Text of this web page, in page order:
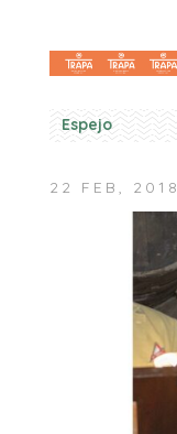
Espejo
22 FEB, 2018